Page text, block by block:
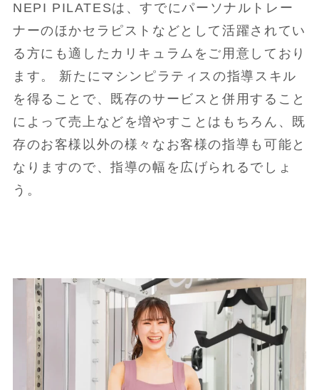
NEPI PILATESは、すでにパーソナルトレー
ナーのほかセラピストなどとして活躍されてい
る方にも適したカリキュラムをご用意しており
ます。 新たにマシンピラティスの指導スキル
を得ることで、既存のサービスと併用すること
によって売上などを増やすことはもちろん、既
存のお客様以外の様々なお客様の指導も可能と
なりますので、指導の幅を広げられるでしょ
う。